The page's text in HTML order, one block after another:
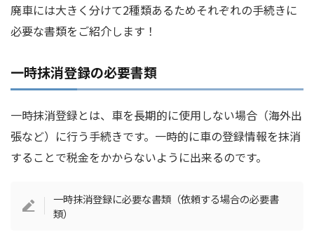
廃車には大きく分けて2種類あるためそれぞれの手続きに
必要な書類をご紹介します！
一時抹消登録の必要書類
一時抹消登録とは、車を長期的に使用しない場合（海外出
張など）に行う手続きです。一時的に車の登録情報を抹消
することで税金をかからないように出来るのです。
一時抹消登録に必要な書類（依頼する場合の必要書
類）